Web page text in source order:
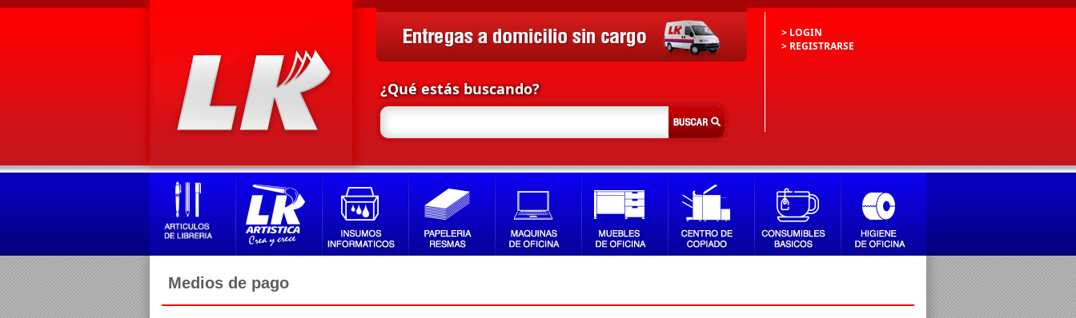
¿Qué estás buscando?
> LOGIN
> REGISTRARSE
Medios de pago